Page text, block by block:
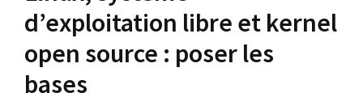
d’exploitation libre et kernel
open source : poser les
bases